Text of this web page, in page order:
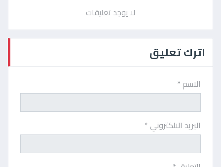
لا يوجد تعليقات
اترك تعليق
الاسم *
البريد الالكتروني *